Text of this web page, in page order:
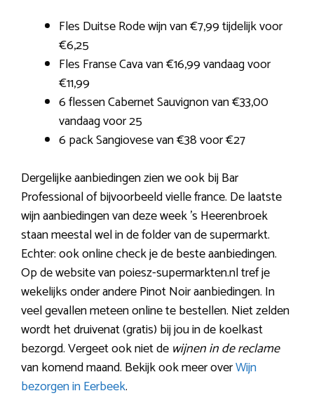
Fles Duitse Rode wijn van €7,99 tijdelijk voor
€6,25
Fles Franse Cava van €16,99 vandaag voor
€11,99
6 flessen Cabernet Sauvignon van €33,00
vandaag voor 25
6 pack Sangiovese van €38 voor €27
Dergelijke aanbiedingen zien we ook bij Bar
Professional of bijvoorbeeld vielle france. De laatste
wijn aanbiedingen van deze week ’s Heerenbroek
staan meestal wel in de folder van de supermarkt.
Echter: ook online check je de beste aanbiedingen.
Op de website van poiesz-supermarkten.nl tref je
wekelijks onder andere Pinot Noir aanbiedingen. In
veel gevallen meteen online te bestellen. Niet zelden
wordt het druivenat (gratis) bij jou in de koelkast
bezorgd. Vergeet ook niet de wijnen in de reclame
van komend maand. Bekijk ook meer overWijn
bezorgen in Eerbeek.